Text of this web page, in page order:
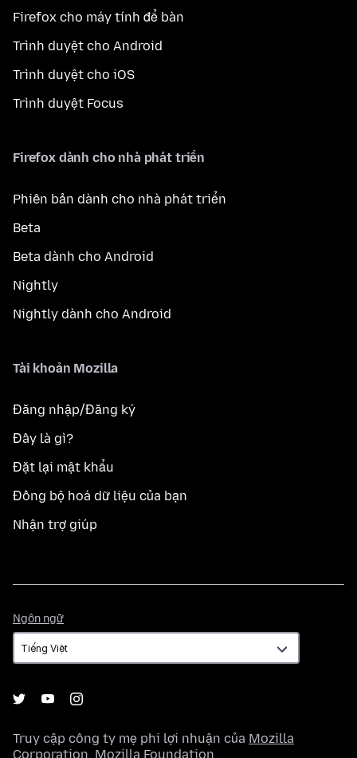
Firefox cho máy tính để bàn
Trình duyệt cho Android
Trình duyệt cho iOS
Trình duyệt Focus
Firefox dành cho nhà phát triển
Phiên bản dành cho nhà phát triển
Beta
Beta dành cho Android
Nightly
Nightly dành cho Android
Tài khoản Mozilla
Đăng nhập/Đăng ký
Đây là gì?
Đặt lại mật khẩu
Đồng bộ hoá dữ liệu của bạn
Nhận trợ giúp
Ngôn ngữ
ngữ
Truy cập công ty mẹ phi lợi nhuận của Mozilla
Corporation, Mozilla Foundation.